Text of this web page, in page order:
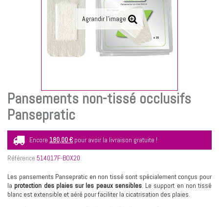
Agrandir l'image
Pansements non-tissé occlusifs
Pansepratic
Encore 180,00 € pour avoir la livraison gratuite !
Référence 514017F-BOX20
Les pansements Pansepratic en non tissé sont spécialement conçus pour
la protection des plaies sur les peaux sensibles. Le support en non tissé
blanc est extensible et aéré pour faciliter la cicatrisation des plaies.